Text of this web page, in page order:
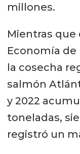
millones.
Mientras que
Economía
la cosecha
salmón
y 2022
toneladas,
registró un